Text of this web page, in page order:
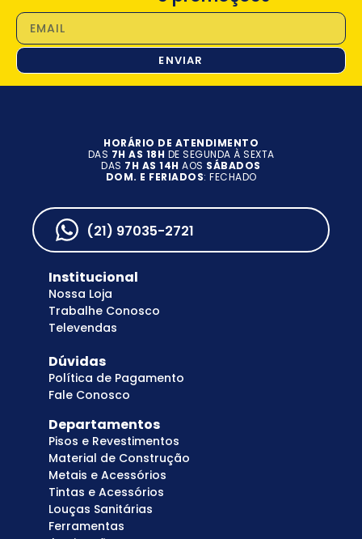
ENVIAR
HORÁRIO DE ATENDIMENTO
DAS 7H AS 18H DE SEGUNDA À SEXTA
DAS 7H AS 14H AOS SÁBADOS
DOM. E FERIADOS: FECHADO
(21) 97035-2721
Institucional
Nossa Loja
Trabalhe Conosco
Televendas
Dúvidas
Política de Pagamento
Fale Conosco
Departamentos
Pisos e Revestimentos
Material de Construção
Metais e Acessórios
Tintas e Acessórios
Louças Sanitárias
Ferramentas